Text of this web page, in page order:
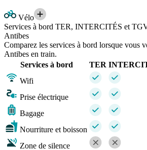
Vélo
Services à bord TER, INTERCITÉS et
Antibes
Comparez les services à bord lorsque vous
Antibes en train.
Services à bord
TER
Wifi
Prise électrique
Bagage
Nourriture et boisson
Zone de silence